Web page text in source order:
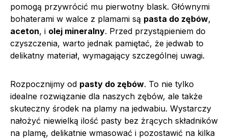
pomogą przywrócić mu pierwotny blask. Głównymi
bohaterami w walce z plamami są pasta do zębów,
aceton, i olej mineralny. Przed przystąpieniem do
czyszczenia, warto jednak pamiętać, że jedwab to
delikatny materiał, wymagający szczególnej uwagi.
Rozpocznijmy od pasty do zębów. To nie tylko
idealne rozwiązanie dla naszych zębów, ale także
skuteczny środek na plamy na jedwabiu. Wystarczy
nałożyć niewielką ilość pasty bez żrących składników
na plamę, delikatnie wmasować i pozostawić na kilka